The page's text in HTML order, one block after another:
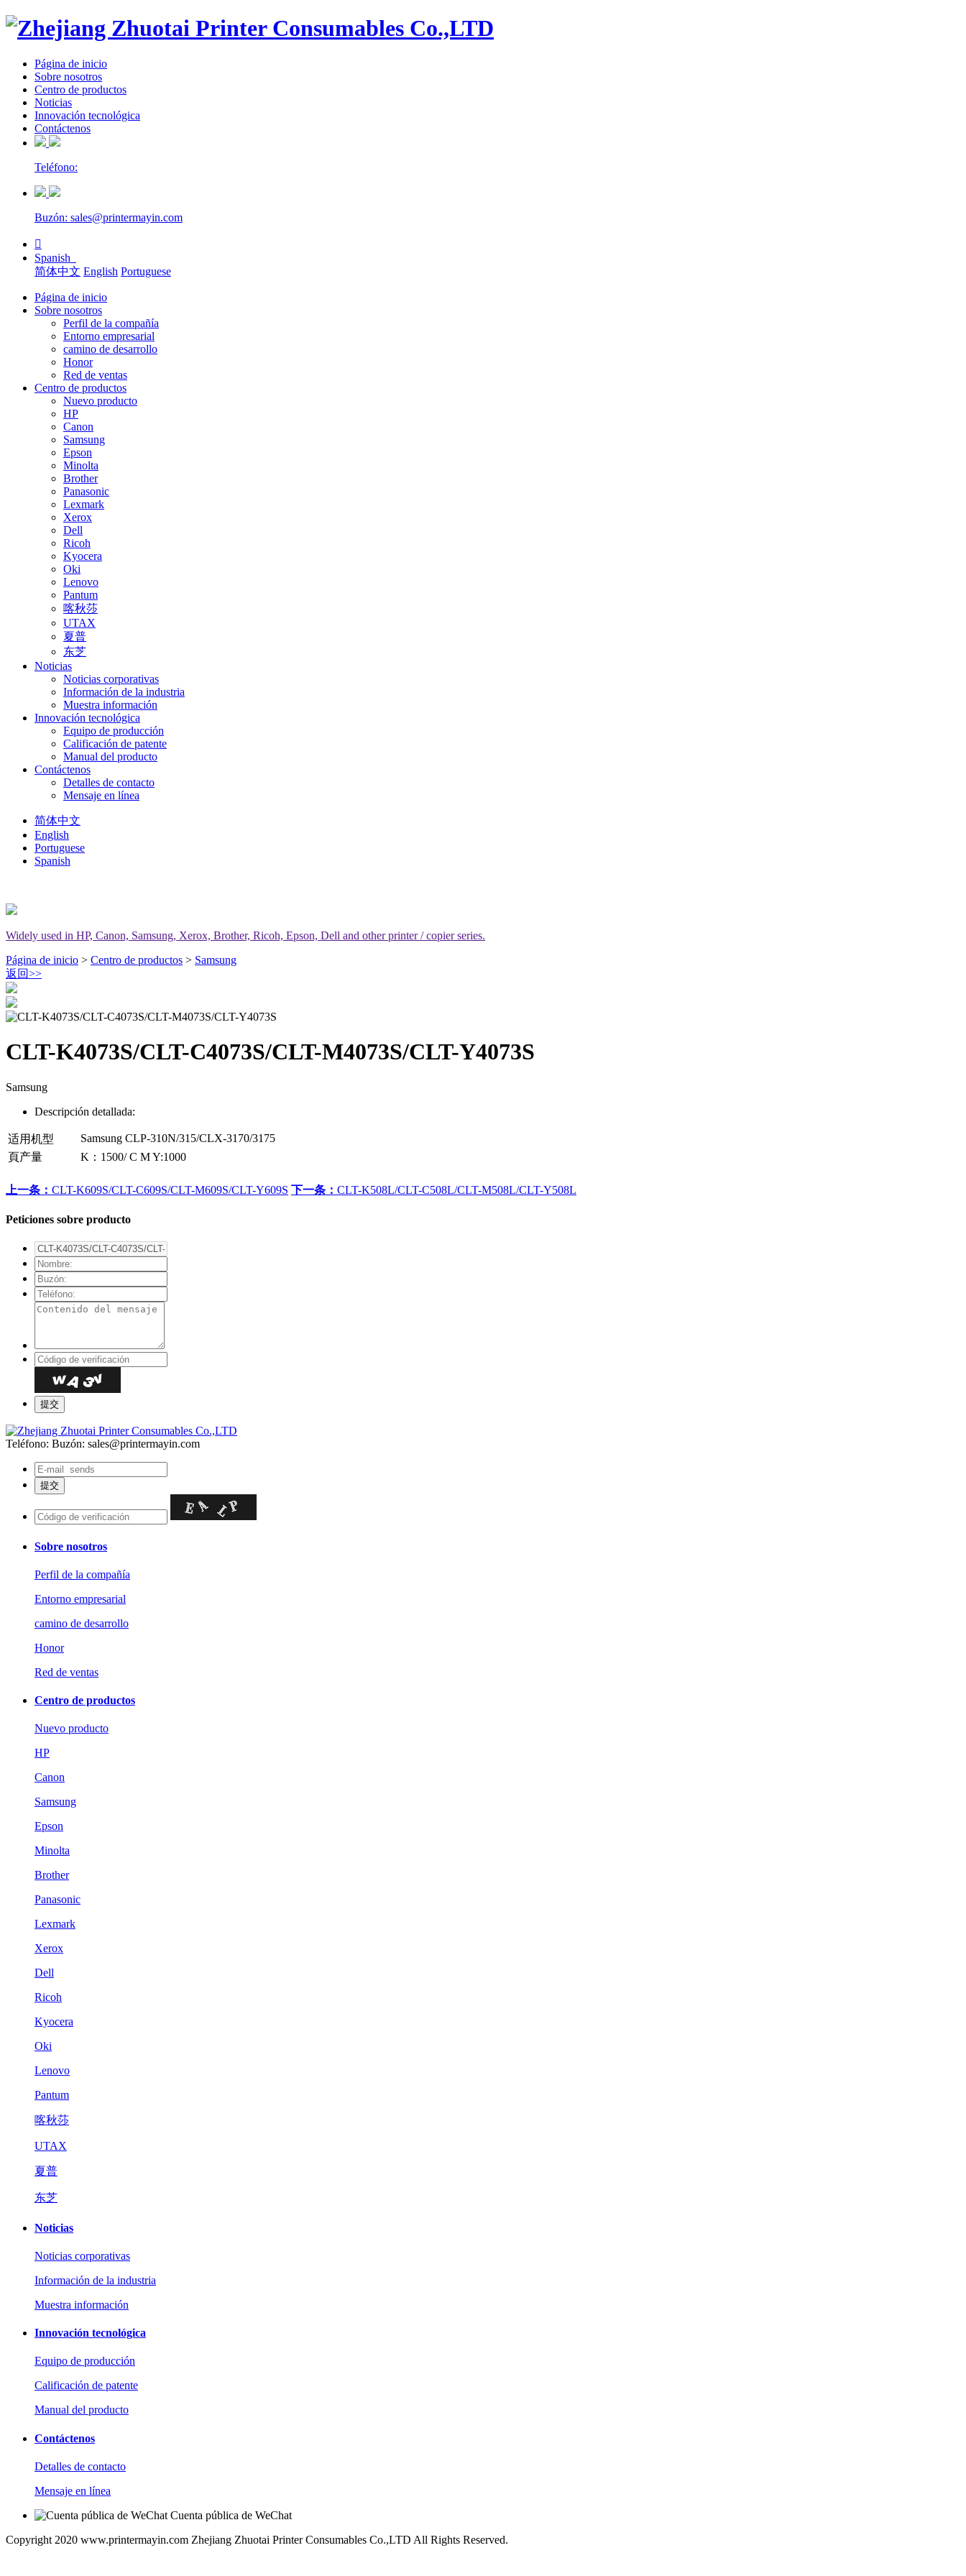
Página de inicio
Sobre nosotros
Centro de productos
Noticias
Innovación tecnológica
Contáctenos
Teléfono:
Buzón: sales@printermayin.com

Spanish
简体中文 English Portuguese
Página de inicio
Sobre nosotros
Perfil de la compañía
Entorno empresarial
camino de desarrollo
Honor
Red de ventas
Centro de productos
Nuevo producto
HP
Canon
Samsung
Epson
Minolta
Brother
Panasonic
Lexmark
Xerox
Dell
Ricoh
Kyocera
Oki
Lenovo
Pantum
喀秋莎
UTAX
夏普
东芝
Noticias
Noticias corporativas
Información de la industria
Muestra información
Innovación tecnológica
Equipo de producción
Calificación de patente
Manual del producto
Contáctenos
Detalles de contacto
Mensaje en línea
简体中文
English
Portuguese
Spanish
Widely used in HP, Canon, Samsung, Xerox, Brother, Ricoh, Epson, Dell and other printer / copier series.
Página de inicio > Centro de productos > Samsung
返回>>
CLT-K4073S/CLT-C4073S/CLT-M4073S/CLT-Y4073S
Samsung
Descripción detallada:
适用机型
Samsung CLP-310N/315/CLX-3170/3175
頁产量
K：1500/ C M Y:1000
上一条： CLT-K609S/CLT-C609S/CLT-M609S/CLT-Y609S 下一条： CLT-K508L/CLT-C508L/CLT-M508L/CLT-Y508L
Peticiones sobre producto
Teléfono: Buzón: sales@printermayin.com
Sobre nosotros
Perfil de la compañía
Entorno empresarial
camino de desarrollo
Honor
Red de ventas
Centro de productos
Nuevo producto
HP
Canon
Samsung
Epson
Minolta
Brother
Panasonic
Lexmark
Xerox
Dell
Ricoh
Kyocera
Oki
Lenovo
Pantum
喀秋莎
UTAX
夏普
东芝
Noticias
Noticias corporativas
Información de la industria
Muestra información
Innovación tecnológica
Equipo de producción
Calificación de patente
Manual del producto
Contáctenos
Detalles de contacto
Mensaje en línea
Cuenta pública de WeChat
Copyright 2020 www.printermayin.com Zhejiang Zhuotai Printer Consumables Co.,LTD All Rights Reserved.